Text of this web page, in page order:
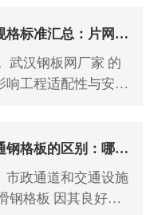
匹配这两个
格标准汇总：片网尺
析
武汉钢板网厂家 的
响工程适配性与安全
专业依据。
钢格板的区别：哪种
求？
市政通道和交通设施
钢格板 因其良好的